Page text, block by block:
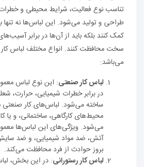
تناسب نوع فعالیت، شرایط محیطی و
طراحی و تولید می‌شود. این لباس‌ها نه تنها
کمک کنند بلکه باید از آن‌ها در برابر
سخت محافظت کنند. انواع مختلف لباس کار
می‌باشد:
لباس کار صنعتی: این نوع لباس
در برابر خطرات شیمیایی، حرارت،
ساخته می‌شود. لباس‌های کار صنعتی
محیط‌های کارگاهی، ساختمانی، و یا
می‌شود. ویژگی‌های این لباس‌ها
آتش، ضد مواد شیمیایی، و ضد
بروز حوادث از فرد محافظت می‌کند.
لباس کار رستورانی: در این بخش،